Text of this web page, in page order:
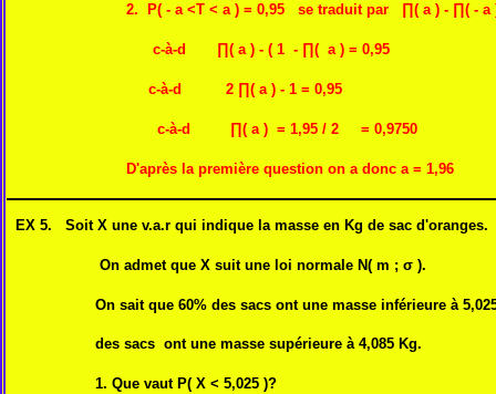
2. P( - a <T < a ) = 0,95 se traduit par ∏( a ) - ∏( - a )
c-à-d ∏( a ) - ( 1 - ∏( a ) = 0,95
c-à-d 2 ∏( a ) - 1 = 0,95
c-à-d ∏( a ) = 1,95 / 2 = 0,9750
D'après la première question on a donc a = 1,96
EX 5. Soit X une v.a.r qui indique la masse en Kg de sac d'oranges.
On admet que X suit une loi normale N( m ; σ ).
On sait que 60% des sacs ont une masse inférieure à 5,025
des sacs ont une masse supérieure à 4,085 Kg.
1. Que vaut P( X < 5,025 )?